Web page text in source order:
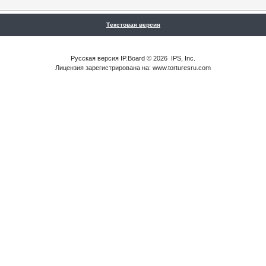
Текстовая версия
Русская версия IP.Board© 2026 IPS, Inc
Лицензия зарегистрирована на: www.torturesru.com